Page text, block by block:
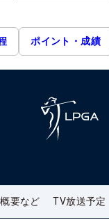
ポイント・成績
概要など TV放送予定